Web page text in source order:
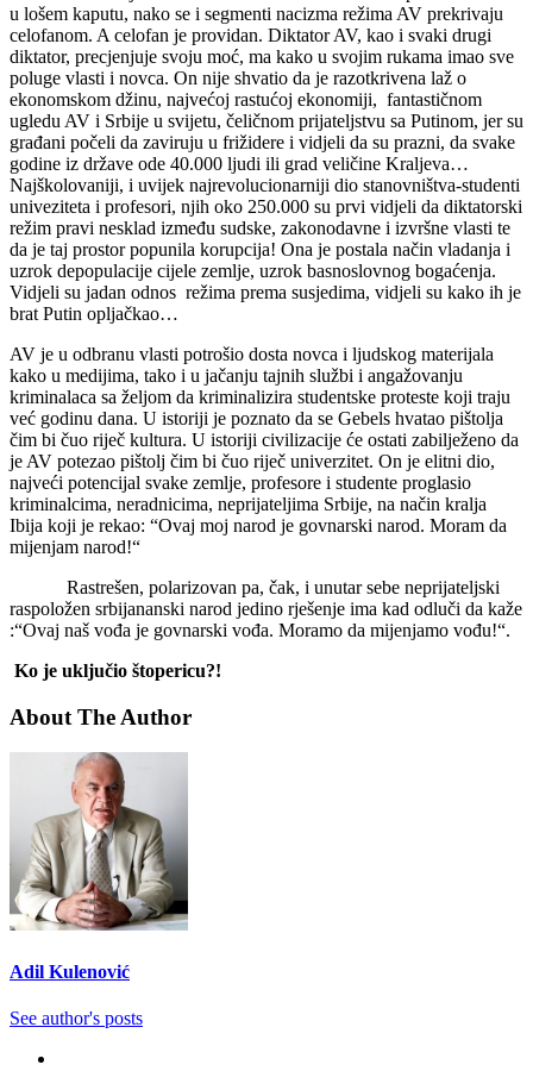
u lošem kaputu, nako se i segmenti nacizma režima AV prekrivaju
celofanom. A celofan je providan. Diktator AV, kao i svaki drugi
diktator, precjenjuje svoju moć, ma kako u svojim rukama imao sve
poluge vlasti i novca. On nije shvatio da je razotkrivena laž o
ekonomskom džinu, najvećoj rastućoj ekonomiji, fantastičnom
ugledu AV i Srbije u svijetu, čeličnom prijateljstvu sa Putinom, jer su
građani počeli da zaviruju u frižidere i vidjeli da su prazni, da svake
godine iz države ode 40.000 ljudi ili grad veličine Kraljeva…
Najškolovaniji, i uvijek najrevolucionarniji dio stanovništva-studenti
univeziteta i profesori, njih oko 250.000 su prvi vidjeli da diktatorski
režim pravi nesklad između sudske, zakonodavne i izvršne vlasti te
da je taj prostor popunila korupcija! Ona je postala način vladanja i
uzrok depopulacije cijele zemlje, uzrok basnoslovnog bogaćenja.
Vidjeli su jadan odnos režima prema susjedima, vidjeli su kako ih je
brat Putin opljačkao…
AV je u odbranu vlasti potrošio dosta novca i ljudskog materijala
kako u medijima, tako i u jačanju tajnih službi i angažovanju
kriminalaca sa željom da kriminalizira studentske proteste koji traju
već godinu dana. U istoriji je poznato da se Gebels hvatao pištolja
čim bi čuo riječ kultura. U istoriji civilizacije će ostati zabilježeno da
je AV potezao pištolj čim bi čuo riječ univerzitet. On je elitni dio,
najveći potencijal svake zemlje, profesore i studente proglasio
kriminalcima, neradnicima, neprijateljima Srbije, na način kralja
Ibija koji je rekao: “Ovaj moj narod je govnarski narod. Moram da
mijenjam narod!“
Rastrešen, polarizovan pa, čak, i unutar sebe neprijateljski
raspoložen srbijananski narod jedino rješenje ima kad odluči da kaže
:“Ovaj naš vođa je govnarski vođa. Moramo da mijenjamo vođu!“.
Ko je uključio štopericu?!
About The Author
Adil Kulenović
See author's posts